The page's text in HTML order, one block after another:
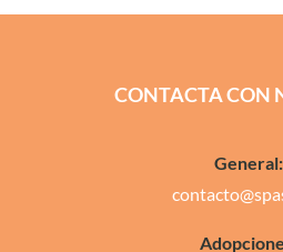
CONTACTA CON
General: